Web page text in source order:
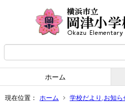
ホーム
現在位置： ホーム 学校だより,お知ら